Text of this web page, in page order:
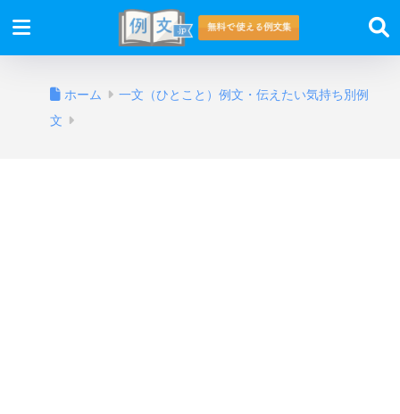
ホーム
一文（ひとこと）例文・伝えたい気持ち別例
文